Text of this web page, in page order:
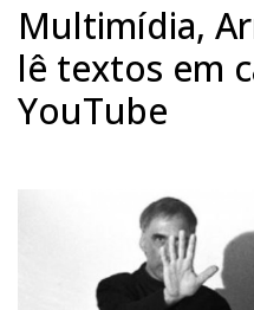
Multimídia,
lê textos em
YouTube